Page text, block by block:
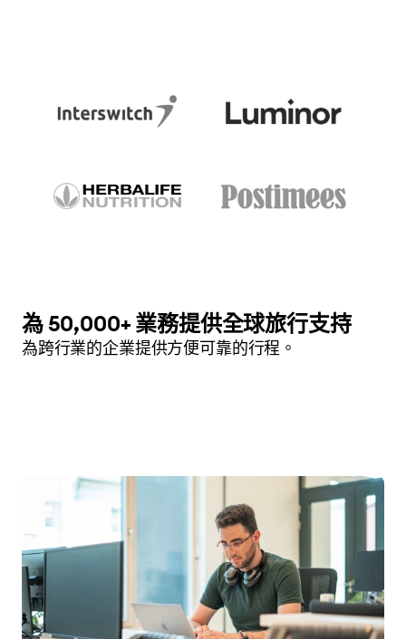
為 50,000+ 業務提供全球旅行支持
為跨行業的企業提供方便可靠的行程。